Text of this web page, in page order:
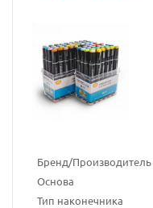
Бренд/Производитель
Основа
Тип наконечника